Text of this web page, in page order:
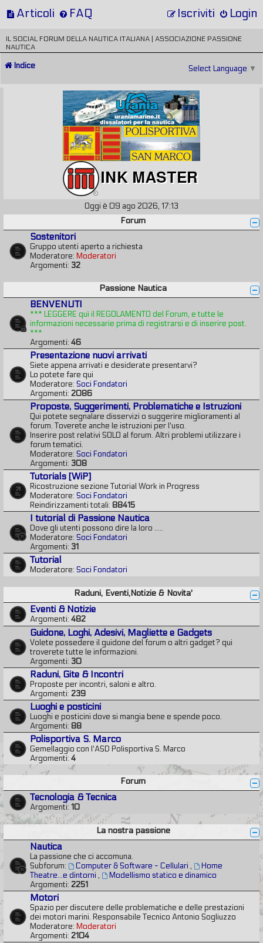
Articoli FAQ Login
Iscriviti
IL SOCIAL FORUM DELLA NAUTICA ITALIANA | ASSOCIAZIONE PASSIONE
NAUTICA
Indice Select Language ▼
Oggi è 09 ago 2026, 17:13
Forum
Sostenitori
Gruppo utenti aperto a richiesta
Moderatore: Moderatori
Argomenti: 32
Passione Nautica
BENVENUTI
*** LEGGERE quì il REGOLAMENTO del Forum, e tutte le
informazioni necessarie prima di registrarsi e di inserire post.
***
Argomenti: 46
Presentazione nuovi arrivati
Siete appena arrivati e desiderate presentarvi?
Lo potete fare qui
Moderatore: Soci Fondatori
Argomenti: 2086
Proposte, Suggerimenti, Problematiche e Istruzioni
Qui potete segnalare disservizi o suggerire miglioramenti al
forum. Toverete anche le istruzioni per l'uso.
Inserire post relativi SOLO al forum. Altri problemi utilizzare i
forum tematici.
Moderatore: Soci Fondatori
Argomenti: 308
Tutorials [WiP]
Ricostruzione sezione Tutorial Work in Progress
Moderatore: Soci Fondatori
Reindirizzamenti totali: 88415
I tutorial di Passione Nautica
Dove gli utenti possono dire la loro .....
Moderatore: Soci Fondatori
Argomenti: 31
Tutorial
Moderatore: Soci Fondatori
Raduni, Eventi,Notizie & Novita'
Eventi & Notizie
Argomenti: 482
Guidone, Loghi, Adesivi, Magliette e Gadgets
Volete possedere il guidone del forum o altri gadget? qui
troverete tutte le informazioni.
Argomenti: 30
Raduni, Gite & Incontri
Proposte per incontri, saloni e altro.
Argomenti: 239
Luoghi e posticini
Luoghi e posticini dove si mangia bene e spende poco.
Argomenti: 88
Polisportiva S. Marco
Gemellaggio con l'ASD Polisportiva S. Marco
Argomenti: 4
Forum
Tecnologia & Tecnica
Argomenti: 10
La nostra passione
Nautica
La passione che ci accomuna.
Subforum:
Computer & Software - Cellulari ,
Home
Theatre...e dintorni ,
Modellismo statico e dinamico
Argomenti: 2251
Motori
Spazio per discutere delle problematiche e delle prestazioni
dei motori marini. Responsabile Tecnico Antonio Sogliuzzo
Moderatore: Moderatori
Argomenti: 2104